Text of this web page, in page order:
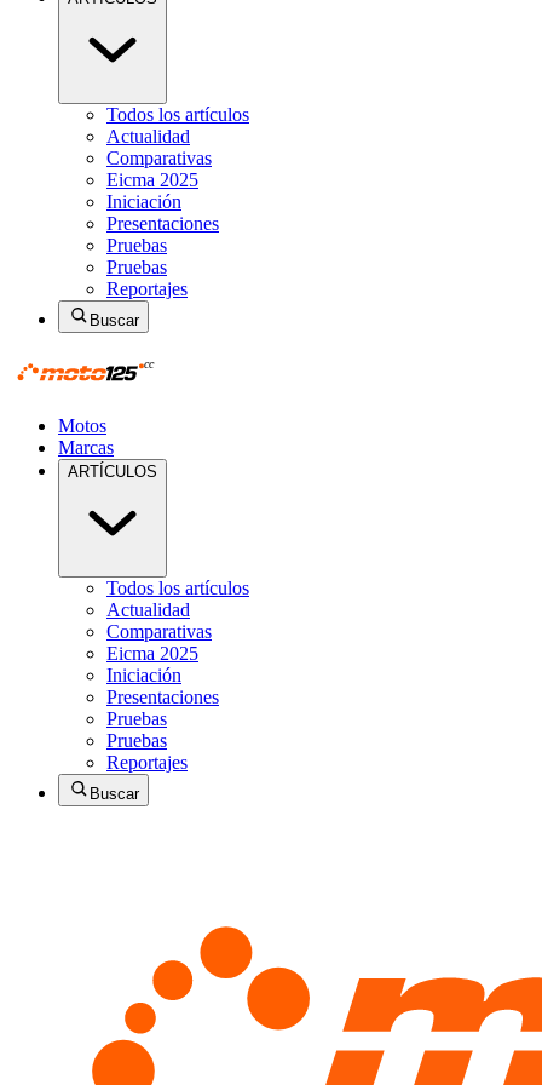
Todos los artículos
Actualidad
Comparativas
Eicma 2025
Iniciación
Presentaciones
Pruebas
Pruebas
Reportajes
Buscar
Motos
Marcas
ARTÍCULOS
Todos los artículos
Actualidad
Comparativas
Eicma 2025
Iniciación
Presentaciones
Pruebas
Pruebas
Reportajes
Buscar